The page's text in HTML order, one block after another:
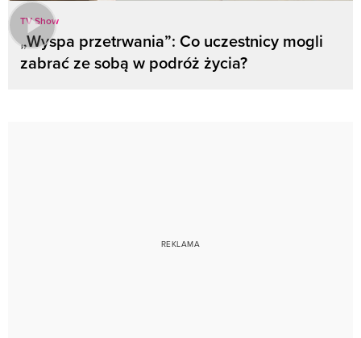
TV Show
„Wyspa przetrwania”: Co uczestnicy mogli
zabrać ze sobą w podróż życia?